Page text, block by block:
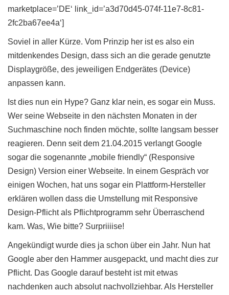
marketplace=’DE‘ link_id=’a3d70d45-074f-11e7-8c81-
2fc2ba67ee4a‘]
Soviel in aller Kürze. Vom Prinzip her ist es also ein
mitdenkendes Design, dass sich an die gerade genutzte
Displaygröße, des jeweiligen Endgerätes (Device)
anpassen kann.
Ist dies nun ein Hype? Ganz klar nein, es sogar ein Muss.
Wer seine Webseite in den nächsten Monaten in der
Suchmaschine noch finden möchte, sollte langsam besser
reagieren. Denn seit dem 21.04.2015 verlangt Google
sogar die sogenannte „mobile friendly“ (Responsive
Design) Version einer Webseite. In einem Gespräch vor
einigen Wochen, hat uns sogar ein Plattform-Hersteller
erklären wollen dass die Umstellung mit Responsive
Design-Pflicht als Pflichtprogramm sehr Überraschend
kam. Was, Wie bitte? Surpriiiise!
Angekündigt wurde dies ja schon über ein Jahr. Nun hat
Google aber den Hammer ausgepackt, und macht dies zur
Pflicht. Das Google darauf besteht ist mit etwas
nachdenken auch absolut nachvollziehbar. Als Hersteller